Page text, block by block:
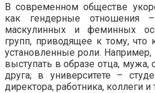
В современном обществе
как гендерные отношения
маскулинных и феминных
групп, приводящее к тому, что
установленные роли.
выступать в образе отца, мужа,
друга; в университете –
директора, работника, коллеги и